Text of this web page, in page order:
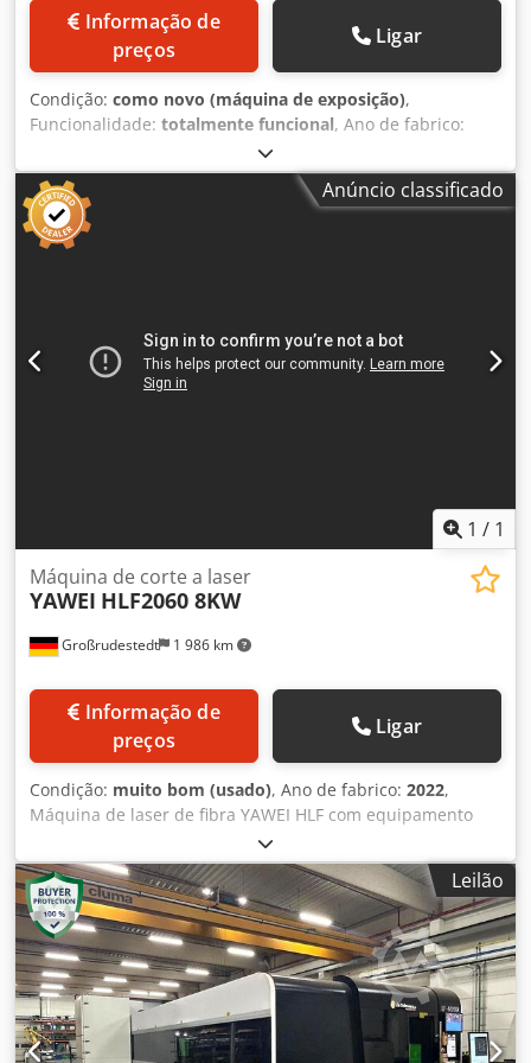
preços
Ligar
Condição: como novo (máquina de exposição),
Funcionalidade: totalmente funcional, Ano de fabrico:
, Máquina laser de fibra HLF Potência: 6kW Formato da
folha: 4000 x 2000mm Mesa de vaivém automática com
barreiras de luz Cabeça de corte Precitec Auto Fokus
Procutter 2.0 com medição da folha, limpeza do bocal.
Ressonador Max Photonics com 6kW, 12kW opcional
manuseamento fácil e sem riscos das folhas Credpsvdq U
Ujfx Ak Djf Garantia de 24 meses Software CAD / CAM
Colocação em funcionamento Entrega (na Alemanha) Curso
Anúncio classificado
1 / 1
Großrudestedt 1 986 km
Máquina de corte a laser
YAWEI HLF2060 8KW
preços
Ligar
Condição: muito bom (usado), Ano de fabrico: 2022,
Máquina de laser de fibra YAWEI HLF com equipamento
TOP - DISPONÍVEL IMEDIATAMENTE Potência do laser: 8kW
IPG Formato da folha: 6000 x 2000mm trocador automático
Crjdpfx Asvzqptek Dsf Controle touchscreen Siemens com
LAN/USB medição de camada de chapa metálica Unidades
Siemens Cabeça de corte Precitec Auto Focus Procutter
com foco automático Ressonador IPG YLS com 8kW A
máquina é "tudo" inclusivo Garantia de 1 ano Software
CAD CAM comissionamento Entrega na Alemanha e
Treinamento de operador/software oferecido. Oferecemos
Leilão